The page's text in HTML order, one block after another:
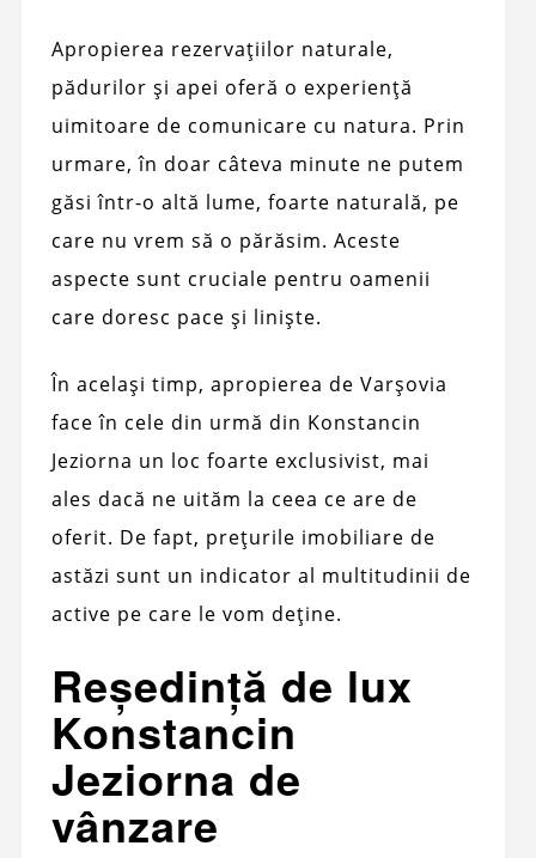
Apropierea rezervațiilor naturale,
pădurilor și apei oferă o experiență
uimitoare de comunicare cu natura. Prin
urmare, în doar câteva minute ne putem
găsi într-o altă lume, foarte naturală, pe
care nu vrem să o părăsim. Aceste
aspecte sunt cruciale pentru oamenii
care doresc pace și liniște.
În același timp, apropierea de Varșovia
face în cele din urmă din Konstancin
Jeziorna un loc foarte exclusivist, mai
ales dacă ne uităm la ceea ce are de
oferit. De fapt, prețurile imobiliare de
astăzi sunt un indicator al multitudinii de
active pe care le vom deține.
Reședință de lux
Konstancin
Jeziorna de
vânzare